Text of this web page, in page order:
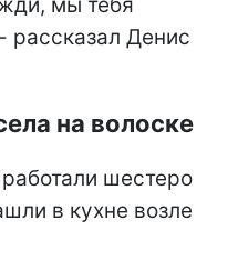
рассказал Денис
на волоске
шестеро
в кухне возле